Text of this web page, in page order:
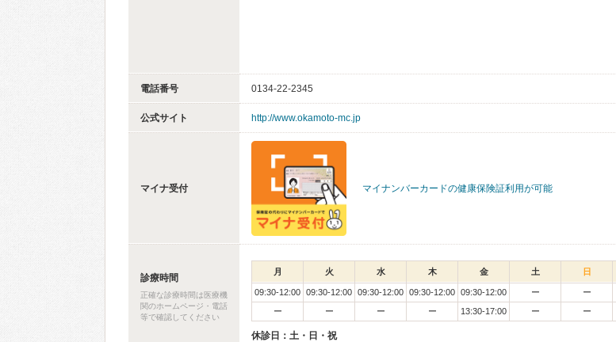
電話番号 0134-22-2345
公式サイト http://www.okamoto-mc.jp
マイナ受付 マイナンバーカードの健康保険証利用が可能
診療時間
正確な診療時間は医療機
関のホームページ・電話
等で確認してください
月 火 水 木 金 土 日
09:30-12:00 09:30-12:00 09:30-12:00 09:30-12:00 09:30-12:00 ー ー
ー
ー ー ー 13:30-17:00 ー ー
休診日：土・日・祝